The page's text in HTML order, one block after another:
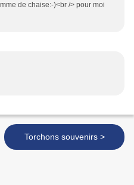
de chaise:-)<br /> pour moi
Torchons souvenirs >